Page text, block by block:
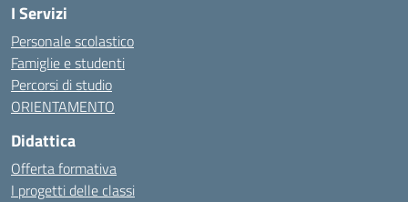
I Servizi
Personale scolastico
Famiglie e studenti
Percorsi di studio
ORIENTAMENTO
Didattica
Offerta formativa
I progetti delle classi